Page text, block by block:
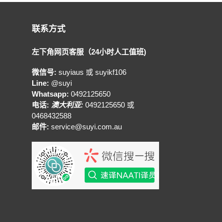
联系方式
左下角网页客服（24小时人工值班)
微信号: suyiaus 或 suyikf106
Line: @suyi
Whatsapp: 0492125650
电话: 澳大利亚: 0492125650 或
0468432588
邮件: service@suyi.com.au